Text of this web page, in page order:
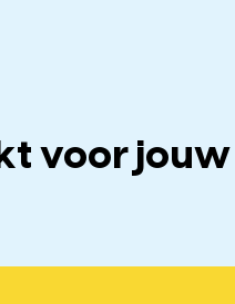
voor jouw